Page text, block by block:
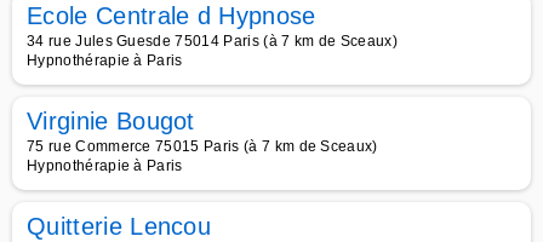
Ecole Centrale d Hypnose
34 rue Jules Guesde 75014 Paris (à 7 km de Sceaux)
Hypnothérapie à Paris
Virginie Bougot
75 rue Commerce 75015 Paris (à 7 km de Sceaux)
Hypnothérapie à Paris
Quitterie Lencou